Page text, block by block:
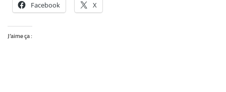
Facebook X
J’aime ça :